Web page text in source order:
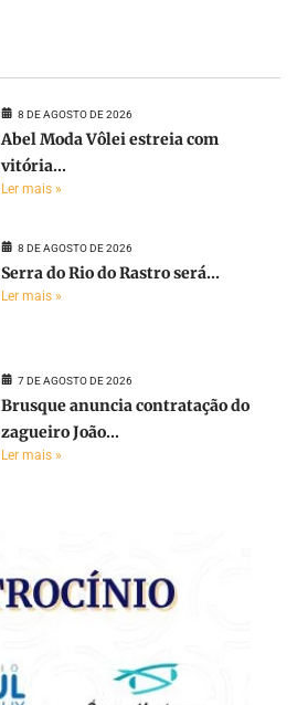
8 DE AGOSTO DE 2026
Abel Moda Vôlei estreia com
vitória...
Ler mais »
8 DE AGOSTO DE 2026
Serra do Rio do Rastro será...
Ler mais »
7 DE AGOSTO DE 2026
Brusque anuncia contratação do
zagueiro João...
Ler mais »